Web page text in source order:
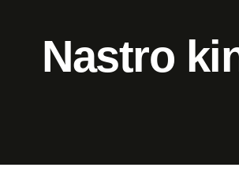
Nastro